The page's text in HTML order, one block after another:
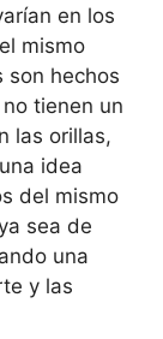
en los
mismo
son hechos
tienen un
las orillas,
idea
del mismo
sea de
una
y las